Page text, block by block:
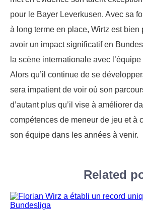
pour le Bayer Leverkusen. Avec sa
à long terme en place, Wirtz est bien
avoir un impact significatif en
la scène internationale avec
Alors qu’il continue de se
sera impatient de voir où son
d’autant plus qu’il vise à améliorer
compétences de meneur de jeu et à
son équipe dans les années à venir.
Related